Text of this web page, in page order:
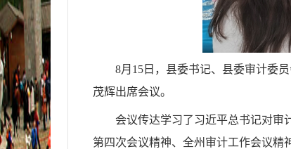
8月 15日，县委书记、县委审计委
茂辉出席会议。
会议传达学习了习近平总书记对审
第四次会议精神、全州审计工作会议精